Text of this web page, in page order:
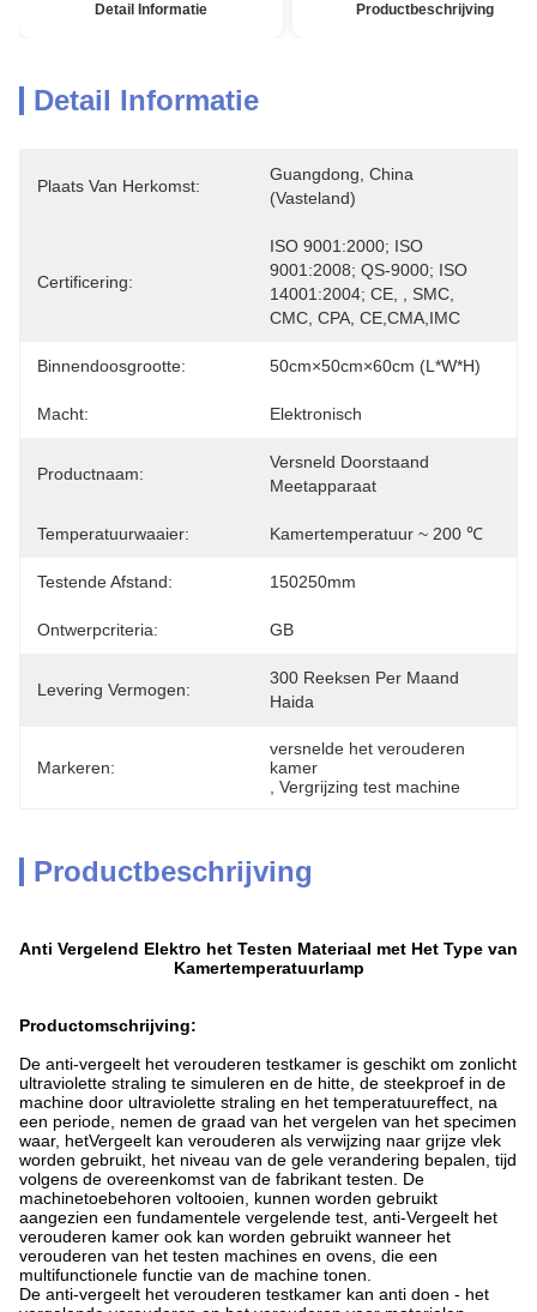
Detail Informatie Productbeschrijving
Detail Informatie
Plaats Van Herkomst:
Guangdong, China
(vasteland)
Certificering:
ISO 9001:2000; ISO
9001:2008; QS-9000; ISO
14001:2004; CE, , SMC,
CMC, CPA, CE,CMA,IMC
Binnendoosgrootte: 50cm×50cm×60cm (L*W*H)
Macht: Elektronisch
Productnaam:
Versneld Doorstaand
Meetapparaat
Temperatuurwaaier: Kamertemperatuur ~ 200 ℃
Testende Afstand: 150250mm
Ontwerpcriteria: GB
Levering Vermogen:
300 Reeksen Per Maand
Haida
Markeren:
versnelde het verouderen
kamer
Vergrijzing test machine
Productbeschrijving
Anti Vergelend Elektro het Testen Materiaal met Het Type van
Kamertemperatuurlamp
Productomschrijving:
De anti-vergeelt het verouderen testkamer is geschikt om zonlicht
ultraviolette straling te simuleren en de hitte, de steekproef in de
machine door ultraviolette straling en het temperatuureffect, na
een periode, nemen de graad van het vergelen van het specimen
waar, hetVergeelt kan verouderen als verwijzing naar grijze vlek
worden gebruikt, het niveau van de gele verandering bepalen, tijd
volgens de overeenkomst van de fabrikant testen. De
machinetoebehoren voltooien, kunnen worden gebruikt
aangezien een fundamentele vergelende test, anti-Vergeelt het
verouderen kamer ook kan worden gebruikt wanneer het
verouderen van het testen machines en ovens, die een
multifunctionele functie van de machine tonen.
De anti-vergeelt het verouderen testkamer kan anti doen - het